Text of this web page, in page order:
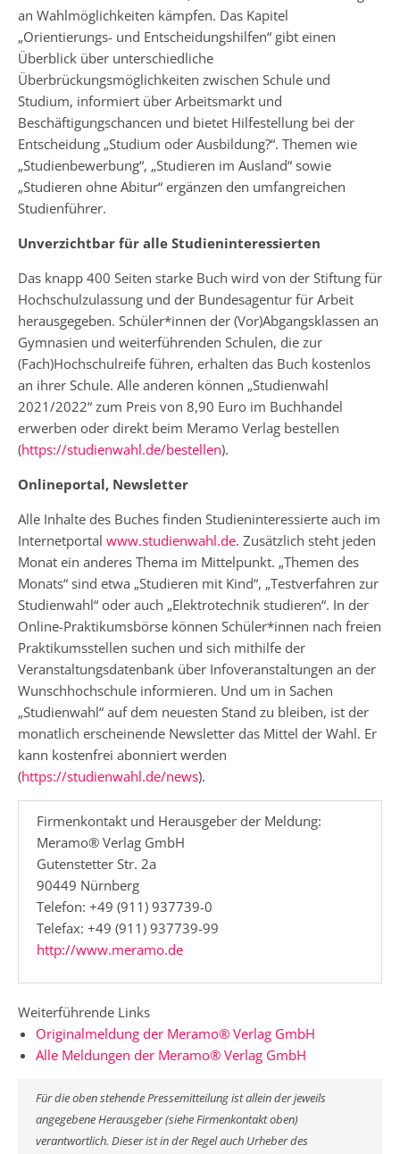
an Wahlmöglichkeiten kämpfen. Das Kapitel
„Orientierungs- und Entscheidungshilfen“ gibt einen
Überblick über unterschiedliche
Überbrückungsmöglichkeiten zwischen Schule und
Studium, informiert über Arbeitsmarkt und
Beschäftigungschancen und bietet Hilfestellung bei der
Entscheidung „Studium oder Ausbildung?“. Themen wie
„Studienbewerbung“, „Studieren im Ausland“ sowie
„Studieren ohne Abitur“ ergänzen den umfangreichen
Studienführer.
Unverzichtbar für alle Studieninteressierten
Das knapp 400 Seiten starke Buch wird von der Stiftung für
Hochschulzulassung und der Bundesagentur für Arbeit
herausgegeben. Schüler*innen der (Vor)Abgangsklassen an
Gymnasien und weiterführenden Schulen, die zur
(Fach)Hochschulreife führen, erhalten das Buch kostenlos
an ihrer Schule. Alle anderen können „Studienwahl
2021/2022“ zum Preis von 8,90 Euro im Buchhandel
erwerben oder direkt beim Meramo Verlag bestellen
(https://studienwahl.de/bestellen).
Onlineportal, Newsletter
Alle Inhalte des Buches finden Studieninteressierte auch im
Internetportal www.studienwahl.de. Zusätzlich steht jeden
Monat ein anderes Thema im Mittelpunkt. „Themen des
Monats“ sind etwa „Studieren mit Kind“, „Testverfahren zur
Studienwahl“ oder auch „Elektrotechnik studieren“. In der
Online-Praktikumsbörse können Schüler*innen nach freien
Praktikumsstellen suchen und sich mithilfe der
Veranstaltungsdatenbank über Infoveranstaltungen an der
Wunschhochschule informieren. Und um in Sachen
„Studienwahl“ auf dem neuesten Stand zu bleiben, ist der
monatlich erscheinende Newsletter das Mittel der Wahl. Er
kann kostenfrei abonniert werden
(https://studienwahl.de/news).
Firmenkontakt und Herausgeber der Meldung:
Meramo® Verlag GmbH
Gutenstetter Str. 2a
90449 Nürnberg
Telefon: +49 (911) 937739-0
Telefax: +49 (911) 937739-99
http://www.meramo.de
Weiterführende Links
Originalmeldung der Meramo® Verlag GmbH
Alle Meldungen der Meramo® Verlag GmbH
Für die oben stehende Pressemitteilung ist allein der jeweils
angegebene Herausgeber (siehe Firmenkontakt oben)
verantwortlich. Dieser ist in der Regel auch Urheber des